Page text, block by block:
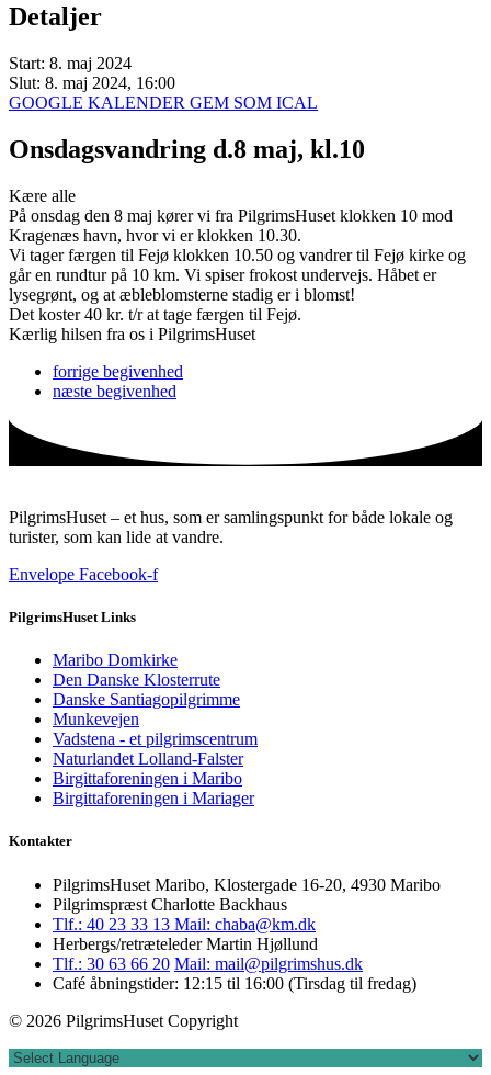
Detaljer
Start: 8. maj 2024
Slut: 8. maj 2024, 16:00
GOOGLE KALENDER GEM SOM ICAL
Onsdagsvandring d.8 maj, kl.10
Kære alle
På onsdag den 8 maj kører vi fra PilgrimsHuset klokken 10 mod
Kragenæs havn, hvor vi er klokken 10.30.
Vi tager færgen til Fejø klokken 10.50 og vandrer til Fejø kirke og
går en rundtur på 10 km. Vi spiser frokost undervejs. Håbet er
lysegrønt, og at æbleblomsterne stadig er i blomst!
Det koster 40 kr. t/r at tage færgen til Fejø.
Kærlig hilsen fra os i PilgrimsHuset
forrige begivenhed
næste begivenhed
PilgrimsHuset – et hus, som er samlingspunkt for både lokale og
turister, som kan lide at vandre.
Envelope Facebook-f
PilgrimsHuset Links
Maribo Domkirke
Den Danske Klosterrute
Danske Santiagopilgrimme
Munkevejen
Vadstena - et pilgrimscentrum
Naturlandet Lolland-Falster
Birgittaforeningen i Maribo
Birgittaforeningen i Mariager
Kontakter
PilgrimsHuset Maribo, Klostergade 16-20, 4930 Maribo
Pilgrimspræst Charlotte Backhaus
Tlf.: 40 23 33 13 Mail: chaba@km.dk
Herbergs/retræteleder Martin Hjøllund
Tlf.: 30 63 66 20 Mail: mail@pilgrimshus.dk
Café åbningstider: 12:15 til 16:00 (Tirsdag til fredag)
© 2026 PilgrimsHuset Copyright